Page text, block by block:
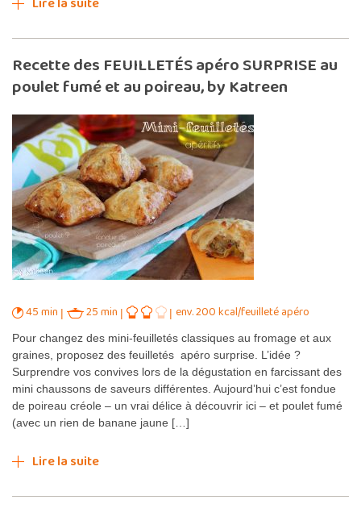
Recette des FEUILLETÉS apéro SURPRISE au
poulet fumé et au poireau, by Katreen
45 min 25 min env. 200 kcal/feuilleté apéro
Pour changez des mini-feuilletés classiques au fromage et aux
graines, proposez des feuilletés apéro surprise. L’idée ?
Surprendre vos convives lors de la dégustation en farcissant des
mini chaussons de saveurs différentes. Aujourd’hui c’est fondue
de poireau créole – un vrai délice à découvrir ici – et poulet fumé
(avec un rien de banane jaune […]
Lire la suite